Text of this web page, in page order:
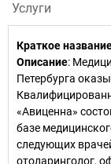
Услуги
Краткое
Описание:
Петербурга
«Авиценна»
базе
следующих
отоларинголог,